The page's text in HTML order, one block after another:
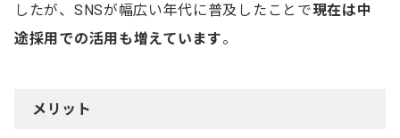
したが、SNSが幅広い年代に普及したことで現在は中
途採用での活用も増えています。
メリット